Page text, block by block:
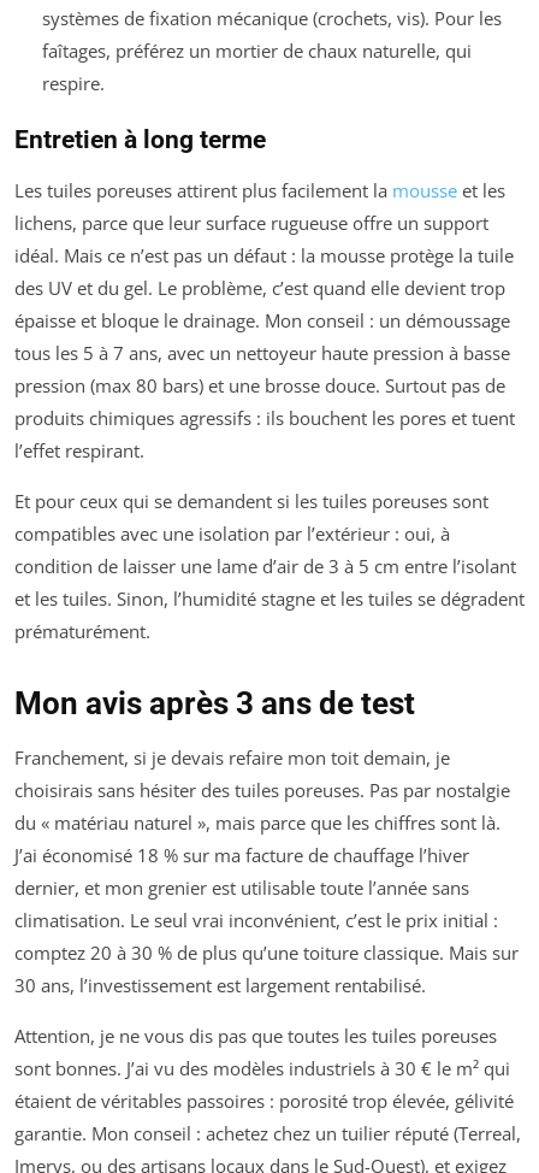
systèmes de fixation mécanique (crochets, vis). Pour les
faîtages, préférez un mortier de chaux naturelle, qui
respire.
Entretien à long terme
Les tuiles poreuses attirent plus facilement la mousse et les
lichens, parce que leur surface rugueuse offre un support
idéal. Mais ce n’est pas un défaut : la mousse protège la tuile
des UV et du gel. Le problème, c’est quand elle devient trop
épaisse et bloque le drainage. Mon conseil : un démoussage
tous les 5 à 7 ans, avec un nettoyeur haute pression à basse
pression (max 80 bars) et une brosse douce. Surtout pas de
produits chimiques agressifs : ils bouchent les pores et tuent
l’effet respirant.
Et pour ceux qui se demandent si les tuiles poreuses sont
compatibles avec une isolation par l’extérieur : oui, à
condition de laisser une lame d’air de 3 à 5 cm entre l’isolant
et les tuiles. Sinon, l’humidité stagne et les tuiles se dégradent
prématurément.
Mon avis après 3 ans de test
Franchement, si je devais refaire mon toit demain, je
choisirais sans hésiter des tuiles poreuses. Pas par nostalgie
du « matériau naturel », mais parce que les chiffres sont là.
J’ai économisé 18 % sur ma facture de chauffage l’hiver
dernier, et mon grenier est utilisable toute l’année sans
climatisation. Le seul vrai inconvénient, c’est le prix initial :
comptez 20 à 30 % de plus qu’une toiture classique. Mais sur
30 ans, l’investissement est largement rentabilisé.
Attention, je ne vous dis pas que toutes les tuiles poreuses
sont bonnes. J’ai vu des modèles industriels à 30 € le m² qui
étaient de véritables passoires : porosité trop élevée, gélivité
garantie. Mon conseil : achetez chez un tuilier réputé (Terreal,
Imerys, ou des artisans locaux dans le Sud-Ouest), et exigez